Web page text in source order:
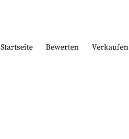
Startseite Bewerten Verkaufen